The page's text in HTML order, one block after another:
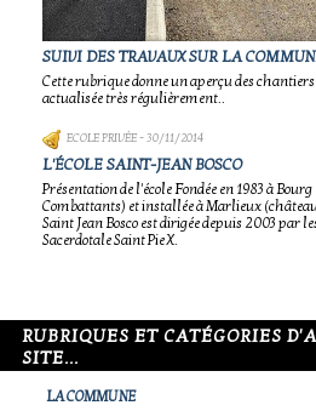
SUIVI DES TRAVAUX SUR LA
Cette rubrique donne un aperçu des
actualisée très régulièrement..
ECOLE PRIVÉE- 30/11/2014
L'ÉCOLE SAINT-JEAN BOSCO
Présentation de l'école Fondée en 1983 à
Combattants) et installée à Marlieux
Saint Jean Bosco est dirigée depuis 2003 par
Sacerdotale Saint Pie X.
RUBRIQUES ET CATÉGORIES
SITE...
LA COMMUNE